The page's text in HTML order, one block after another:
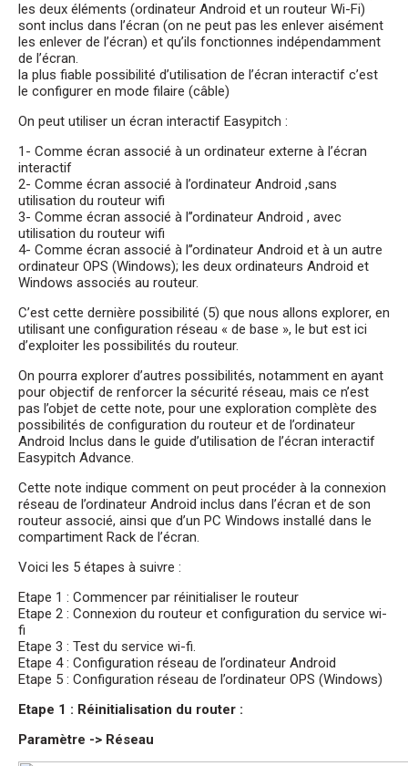
les deux éléments (ordinateur Android et un routeur Wi-Fi)
sont inclus dans l’écran (on ne peut pas les enlever aisément
les enlever de l’écran) et qu’ils fonctionnes indépendamment
de l’écran.
la plus fiable possibilité d’utilisation de l’écran interactif c’est
le configurer en mode filaire (câble)
On peut utiliser un écran interactif Easypitch :
1- Comme écran associé à un ordinateur externe à l’écran
interactif
2- Comme écran associé à l’ordinateur Android ,sans
utilisation du routeur wifi
3- Comme écran associé à l’’ordinateur Android , avec
utilisation du routeur wifi
4- Comme écran associé à l’’ordinateur Android et à un autre
ordinateur OPS (Windows); les deux ordinateurs Android et
Windows associés au routeur.
C’est cette dernière possibilité (5) que nous allons explorer, en
utilisant une configuration réseau « de base », le but est ici
d’exploiter les possibilités du routeur.
On pourra explorer d’autres possibilités, notamment en ayant
pour objectif de renforcer la sécurité réseau, mais ce n’est
pas l’objet de cette note, pour une exploration complète des
possibilités de configuration du routeur et de l’ordinateur
Android Inclus dans le guide d’utilisation de l’écran interactif
Easypitch Advance.
Cette note indique comment on peut procéder à la connexion
réseau de l’ordinateur Android inclus dans l’écran et de son
routeur associé, ainsi que d’un PC Windows installé dans le
compartiment Rack de l’écran.
Voici les 5 étapes à suivre :
Etape 1 : Commencer par réinitialiser le routeur
Etape 2 : Connexion du routeur et configuration du service wi-
fi
Etape 3 : Test du service wi-fi.
Etape 4 : Configuration réseau de l’ordinateur Android
Etape 5 : Configuration réseau de l’ordinateur OPS (Windows)
Etape 1 : Réinitialisation du router :
Paramètre -> Réseau